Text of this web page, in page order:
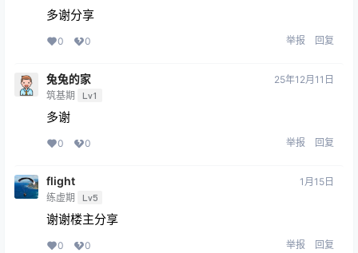
多谢分享
0 0 举报 回复
兔兔的家
筑基期 Lv1
25年12月11日
多谢
0 0 举报 回复
flight
练虚期 Lv5
1月15日
谢谢楼主分享
0 0 举报 回复